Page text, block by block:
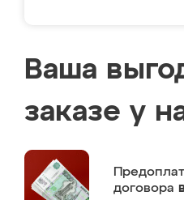
Ваша
заказе у
договора